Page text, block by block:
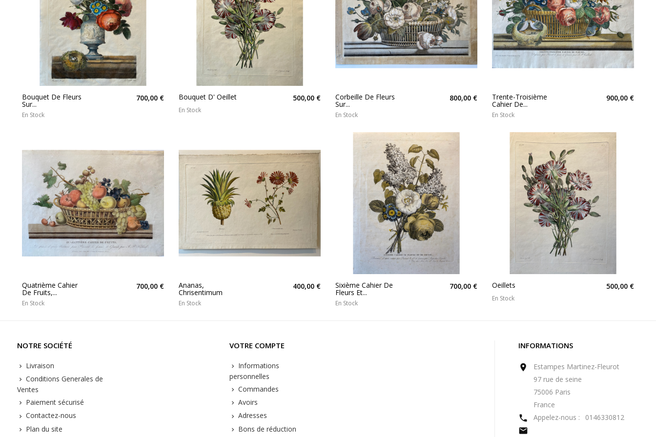
Bouquet De Fleurs
Sur...
700,00 €
En Stock
Bouquet D' Oeillet 500,00 €
En Stock
Corbeille De Fleurs
Sur...
800,00 €
En Stock
Trente-Troisième
Cahier De...
900,00 €
En Stock
Quatrième Cahier
De Fruits,...
700,00 €
En Stock
Ananas,
Chrisentimum
400,00 €
En Stock
Sixième Cahier De
Fleurs Et...
700,00 €
En Stock
Oeillets 500,00 €
En Stock
NOTRE SOCIÉTÉ
Livraison
Conditions Generales de
Ventes
Paiement sécurisé
Contactez-nous
Plan du site
VOTRE COMPTE
Informations
personnelles
Commandes
Avoirs
Adresses
Bons de réduction
INFORMATIONS

Estampes Martinez-Fleurot
97 rue de seine
75006 Paris
France
 Appelez-nous : 0146330812
